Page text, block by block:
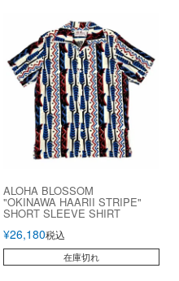
ALOHA BLOSSOM
"OKINAWA HAARII STRIPE"
SHORT SLEEVE SHIRT
¥26,180税込
在庫切れ